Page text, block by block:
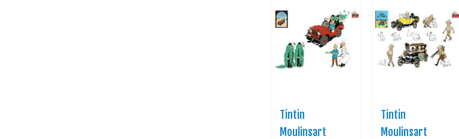
Tintin
Moulinsart
Tintin
Moulinsart